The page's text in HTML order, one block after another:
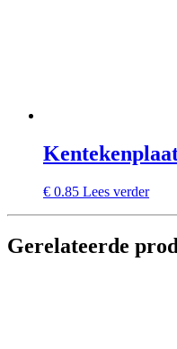
€ 0.85 Lees verder
Gerelateerde